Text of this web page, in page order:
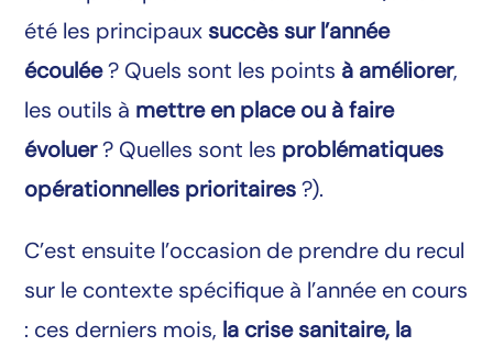
été les principaux succès sur l’année
écoulée? Quels sont les points à améliorer,
les outils à mettre en place ou à faire
évoluer? Quelles sont les problématiques
opérationnelles prioritaires ?).
C’est ensuite l’occasion de prendre du recul
sur le contexte spécifique à l’année en cours
: ces derniers mois, la crise sanitaire, la